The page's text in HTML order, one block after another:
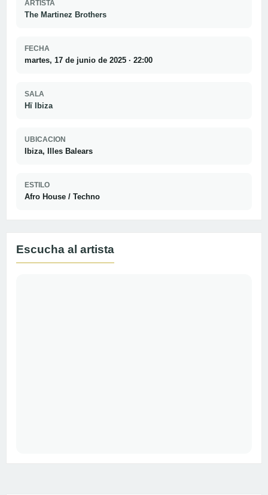
ARTISTA
The Martinez Brothers
FECHA
martes, 17 de junio de 2025 · 22:00
SALA
Hï Ibiza
UBICACION
Ibiza, Illes Balears
ESTILO
Afro House / Techno
Escucha al artista